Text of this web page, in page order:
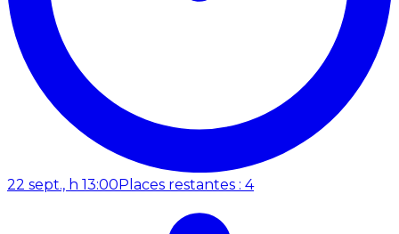
22 sept., h 13:00Places restantes : 4